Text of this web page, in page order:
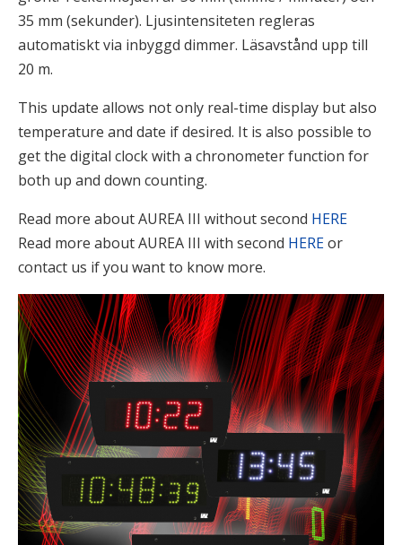
35 mm (sekunder). Ljusintensiteten regleras
automatiskt via inbyggd dimmer. Läsavstånd upp till
20 m.
This update allows not only real-time display but also
temperature and date if desired. It is also possible to
get the digital clock with a chronometer function for
both up and down counting.
Read more about AUREA III without second HERE
Read more about AUREA III with second HEREor
contact us if you want to know more.